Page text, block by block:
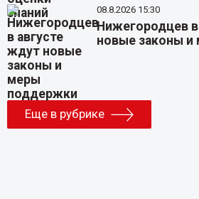
08.8.2026 15:30
Нижегородцев
новые законы
Еще в рубрике